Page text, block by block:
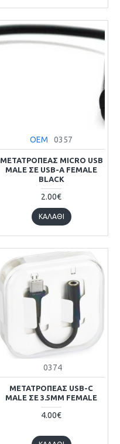
OEM 0357
ΜΕΤΑΤΡΟΠΈΑΣ MICRO USB
MALE ΣΕ USB-A FEMALE
BLACK
2.00€
ΚΑΛΆΘΙ
0374
ΜΕΤΑΤΡΟΠΈΑΣ USB-C
MALE ΣΕ 3.5MM FEMALE
4.00€